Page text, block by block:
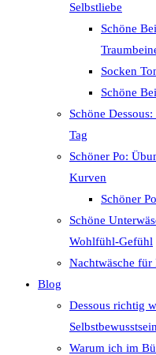
Selbstliebe
Schöne
Socken
Schöne
Schöne
Tag
Schöner Po:
Kurven
Schöner Po
Schöne
Wohlfühl-Gefühl
Nachtwäsche für
Blog
Dessous richtig
Warum ich im